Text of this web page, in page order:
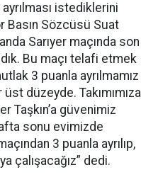
istediklerini
Basın Sözcüsü Suat
Sarıyer maçında son
Bu maçı telafi etmek
3 puanla ayrılmamız
düzeyde. Takımımıza
Taşkın’a güvenimiz
sonu evimizde
3 puanla ayrılıp,
çalışacağız” dedi.